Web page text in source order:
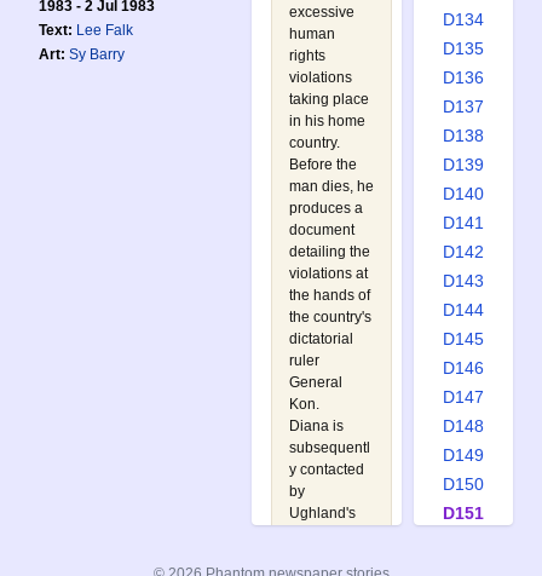
1983 - 2 Jul 1983
Text: Lee Falk
Art: Sy Barry
excessive
human
rights
violations
taking place
in his home
country.
Before the
man dies, he
produces a
document
detailing the
violations at
the hands of
the country's
dictatorial
ruler
General
Kon.
Diana is
subsequentl
y contacted
by
Ughland's
D134
D135
D136
D137
D138
D139
D140
D141
D142
D143
D144
D145
D146
D147
D148
D149
D150
D151